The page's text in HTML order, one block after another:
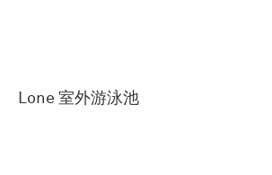
Lone 室外游泳池